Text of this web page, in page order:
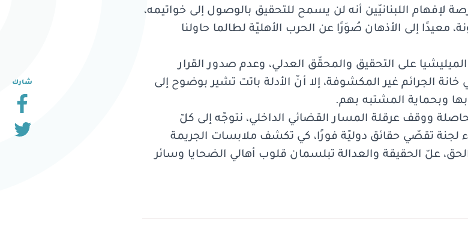
شارك
لإفهام اللبنانيّين أنه لن يسمح للتحقيق بالوصول إلى خواتيمه،
معيدًا إلى الأذهان صُوَرًا عن الحرب الأهليّة لطالما حاولنا
على التحقيق والمحقّق العدلي، وعدم صدور القرار
الجرائم غير المكشوفة، إلا أنّ الأدلة باتت تشير بوضوح إلى
وبحماية المشتبه بهم.
ووقف عرقلة المسار القضائي الداخلي، نتوجّه إلى كلّ
لجنة تقصّي حقائق دوليّة فورًا، كي تكشف ملابسات الجريمة
علّ الحقيقة والعدالة تبلسمان قلوب أهالي الضحايا وسائر